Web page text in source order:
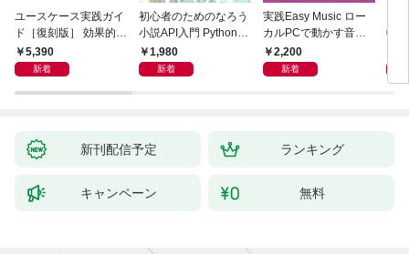
ユースケース実践ガイ
ド［復刻版］ 効果的な
ユースケースの書き方
5,390
新着
初心者のためのなろう
小説API入門 Pythonで
作るデータ活用法
1,980
新着
実践Easy Music ロー
カルPCで動かす音楽
生成AI完全ガイド
2,200
新着
新刊配信予定 ランキング
キャンペーン 無料